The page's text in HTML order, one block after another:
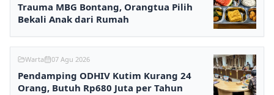
Trauma MBG Bontang, Orangtua Pilih
Bekali Anak dari Rumah
Warta 07 Agu 2026
Pendamping ODHIV Kutim Kurang 24
Orang, Butuh Rp680 Juta per Tahun